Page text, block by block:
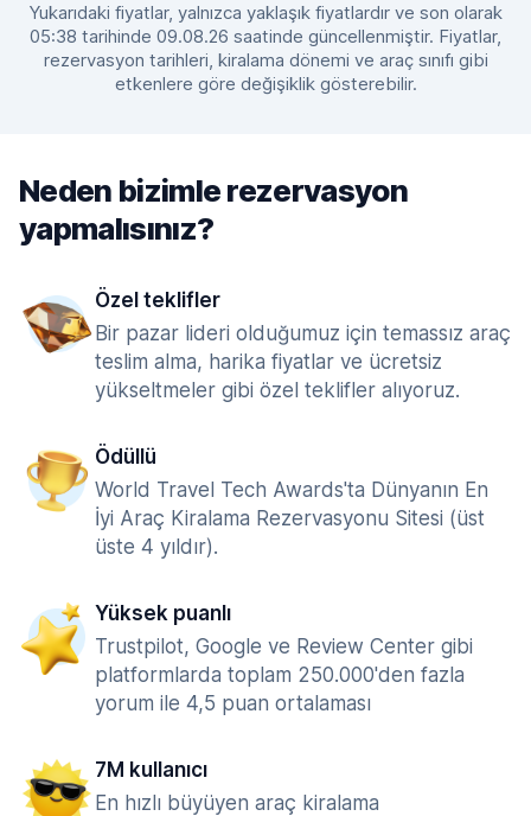
Yukarıdaki fiyatlar, yalnızca yaklaşık fiyatlardır ve son olarak
05:38 tarihinde 09.08.26 saatinde güncellenmiştir. Fiyatlar,
rezervasyon tarihleri, kiralama dönemi ve araç sınıfı gibi
etkenlere göre değişiklik gösterebilir.
Neden bizimle rezervasyon
yapmalısınız?
Özel teklifler
Bir pazar lideri olduğumuz için temassız araç
teslim alma, harika fiyatlar ve ücretsiz
yükseltmeler gibi özel teklifler alıyoruz.
Ödüllü
World Travel Tech Awards'ta Dünyanın En
İyi Araç Kiralama Rezervasyonu Sitesi (üst
üste 4 yıldır).
Yüksek puanlı
Trustpilot, Google ve Review Center gibi
platformlarda toplam 250.000'den fazla
yorum ile 4,5 puan ortalaması
7M kullanıcı
En hızlı büyüyen araç kiralama